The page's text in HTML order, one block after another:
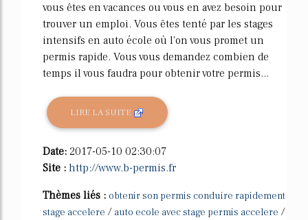
vous êtes en vacances ou vous en avez besoin pour
trouver un emploi. Vous êtes tenté par les stages
intensifs en auto école où l'on vous promet un
permis rapide. Vous vous demandez combien de
temps il vous faudra pour obtenir votre permis...
LIRE LA SUITE
Date: 2017-05-10 02:30:07
Site : http://www.b-permis.fr
Thèmes liés : obtenir son permis conduire rapidement
stage accelere / auto ecole avec stage permis accelere /